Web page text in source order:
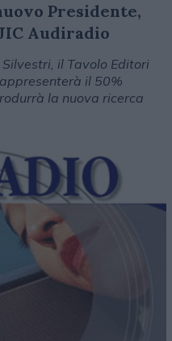
Presidente,
Audiradio
il Tavolo Editori
il 50%
la nuova ricerca